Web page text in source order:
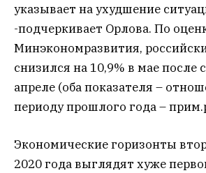
указывает на ухудшение
-подчеркивает Орлова. По
Минэкономразвития,
снизился на 10,9% в мае после
апреле (оба показателя –
периоду прошлого года –
Экономические горизонты
2020 года выглядят хуже